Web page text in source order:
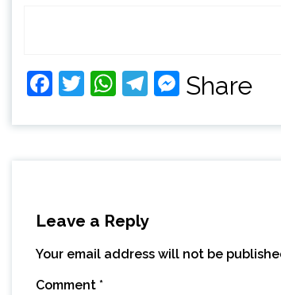
Facebook
Twitter
WhatsApp
Telegram
Share
Leave a Reply
Your email address will not be
Comment *